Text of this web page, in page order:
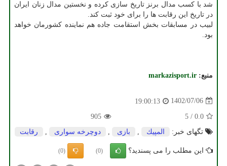
شد با کسب مدال برنز تاریخ سازی کرده و نخستین مدال زنان ایران
در تاریخ این رقابت ها را برای خود ثبت کند.
لبیب در مسابقات بخش استقامت جاده هم نماینده کشورمان خواهد
بود.
منبع: markazisport.ir
1402/07/06
19:00:13
0.0
/
5
905
تگهای خبر:
المپیك بازی دوچرخه سواری رقابت
این مطلب را می پسندید؟ (0)
(0)